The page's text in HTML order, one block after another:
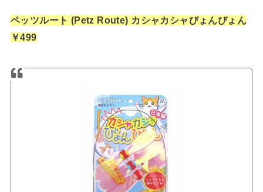
ペッツルート (Petz Route) カシャカシャびょんびょん
￥499